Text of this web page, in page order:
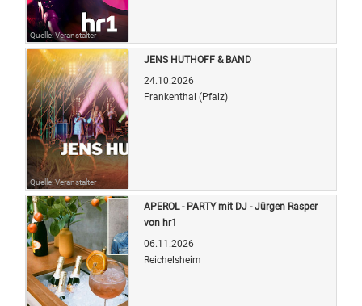
Quelle: Veranstalter
Quelle: Veranstalter
JENS HUTHOFF & BAND
24.10.2026
Frankenthal (Pfalz)
APEROL - PARTY mit DJ - Jürgen Rasper
von hr1
06.11.2026
Reichelsheim